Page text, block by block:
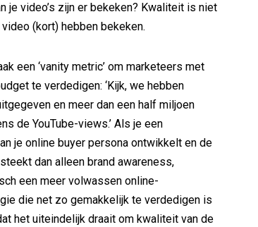
je video’s zijn er bekeken? Kwaliteit is niet
(kort) hebben bekeken.
een ‘vanity metric’ om marketeers met
te verdedigen: ‘Kijk, we hebben
en meer dan een half miljoen
de YouTube-views.’ Als je een
je online buyer persona ontwikkelt en de
dan alleen brand awareness,
een meer volwassen online-
die net zo gemakkelijk te verdedigen is
het uiteindelijk draait om kwaliteit van de